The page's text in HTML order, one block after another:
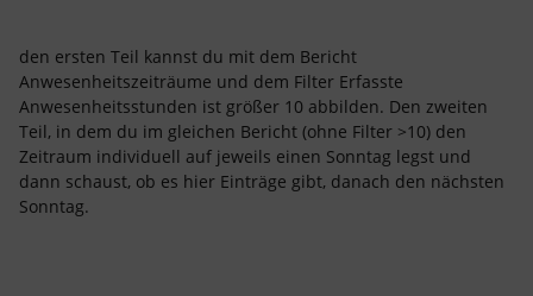
den ersten Teil kannst du mit dem Bericht
Anwesenheitszeiträume und dem Filter Erfasste
Anwesenheitsstunden ist größer 10 abbilden. Den zweiten
Teil, in dem du im gleichen Bericht (ohne Filter >10) den
Zeitraum individuell auf jeweils einen Sonntag legst und
dann schaust, ob es hier Einträge gibt, danach den nächsten
Sonntag.